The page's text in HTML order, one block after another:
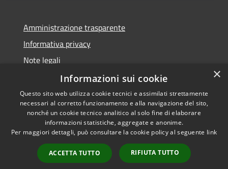
Amministrazione trasparente
Informativa privacy
Note legali
Dichiarazione di accessibilità
RSS
Accessibilità
Copyright © 2026 • Comune di
Vergiate • Powered by
Municipium•
Accesso
redazione
×
Informazioni sui cookie
Questo sito web utilizza cookie tecnici e assimilati strettamente
necessari al corretto funzionamento e alla navigazione del sito,
nonché un cookie tecnico analitico al solo fine di elaborare
informazioni statistiche, aggregate e anonime.
Per maggiori dettagli, può consultare la cookie policy al seguente link
ACCETTA TUTTO RIFIUTA TUTTO